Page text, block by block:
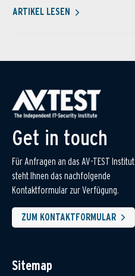
ARTIKEL LESEN
Get in touch
Für Anfragen an das AV-TEST Institut
steht Ihnen das nachfolgende
Kontaktformular zur Verfügung.
ZUM KONTAKTFORMULAR
Sitemap